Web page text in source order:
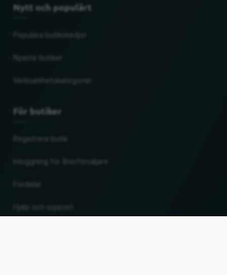
Nytt och populärt
Verksamhetskategorier
För butiker
Inloggning för återförsäljare
Fördelar